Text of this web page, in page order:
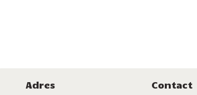
Adres Contact